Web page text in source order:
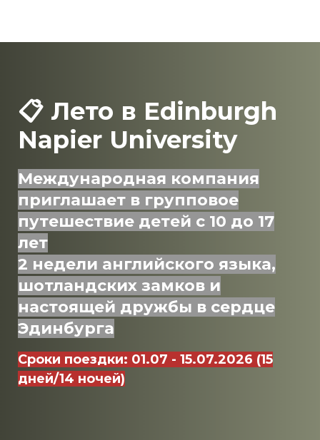
📋 Лето в Edinburgh
Napier University
Международная компания
приглашает в групповое
путешествие детей с 10 до 17
лет
2 недели английского языка,
шотландских замков и
настоящей дружбы в сердце
Эдинбурга
Сроки поездки: 01.07 - 15.07.2026 (15
дней/14 ночей)